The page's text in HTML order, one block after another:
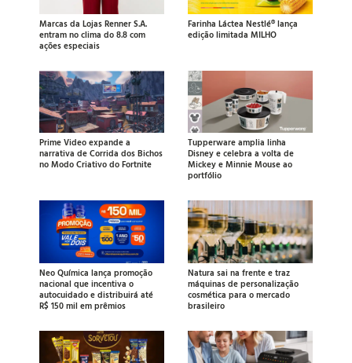
Marcas da Lojas Renner S.A.
entram no clima do 8.8 com
ações especiais
Farinha Láctea Nestlé® lança
edição limitada MILHO
Prime Video expande a
narrativa de Corrida dos Bichos
no Modo Criativo do Fortnite
Tupperware amplia linha
Disney e celebra a volta de
Mickey e Minnie Mouse ao
portfólio
Neo Química lança promoção
nacional que incentiva o
autocuidado e distribuirá até
R$ 150 mil em prêmios
Natura sai na frente e traz
máquinas de personalização
cosmética para o mercado
brasileiro